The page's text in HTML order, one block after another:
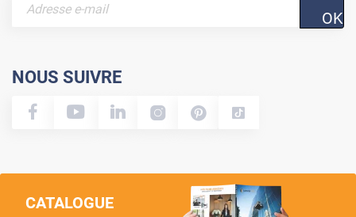
OK
NOUS SUIVRE
CATALOGUE